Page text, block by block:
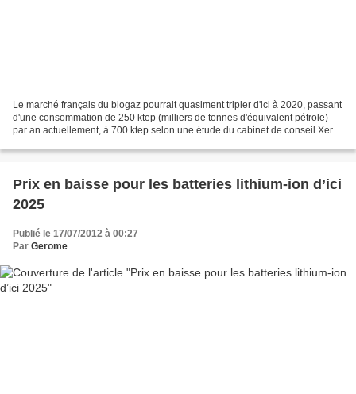
Le marché français du biogaz pourrait quasiment tripler d'ici à 2020, passant
d'une consommation de 250 ktep (milliers de tonnes d'équivalent pétrole)
par an actuellement, à 700 ktep selon une étude du cabinet de conseil Xerfi
Prix en baisse pour les batteries lithium-ion d’ici
2025
Publié le 17/07/2012 à 00:27
Par Gerome